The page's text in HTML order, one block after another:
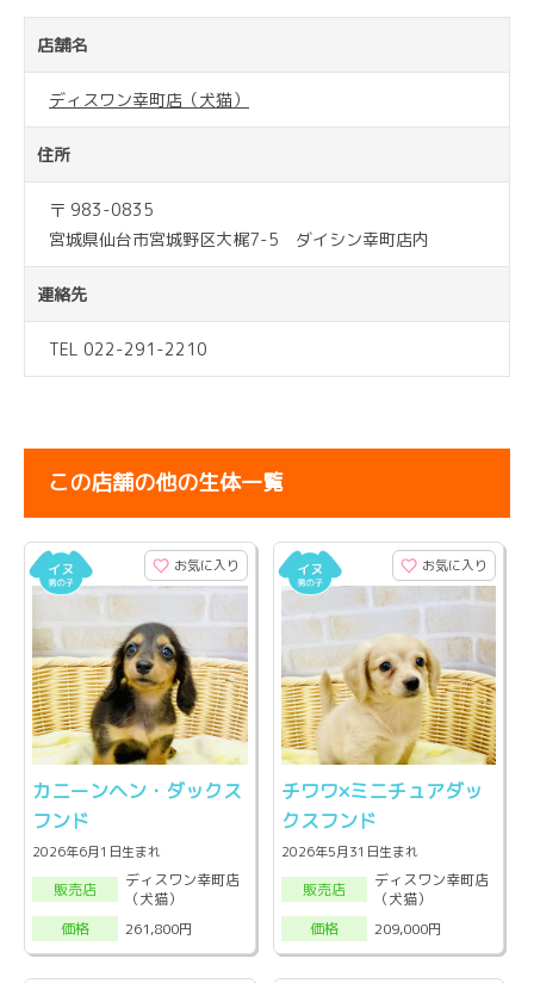
店舗名
ディスワン幸町店（犬猫）
住所
〒 983-0835
宮城県仙台市宮城野区大梶7-5 ダイシン幸町店内
連絡先
TEL 022-291-2210
この店舗の他の生体一覧
お気に入り
カニーンヘン・ダックス
フンド
2026年6月1日生まれ
販売店
ディスワン幸町店
（犬猫）
価格
261,800円
お気に入り
チワワ×ミニチュアダッ
クスフンド
2026年5月31日生まれ
販売店
ディスワン幸町店
（犬猫）
価格
209,000円